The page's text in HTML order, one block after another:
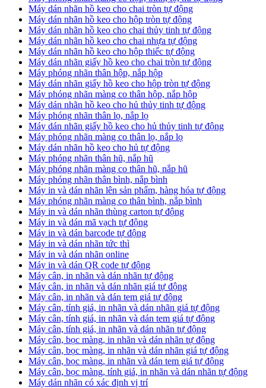
Máy dán nhãn hồ keo cho chai tròn tự động
Máy dán nhãn hồ keo cho hộp tròn tự động
Máy dán nhãn hồ keo cho chai thủy tinh tự động
Máy dán nhãn hồ keo cho chai nhựa tự động
Máy dán nhãn hồ keo cho hộp thiếc tự động
Máy dán nhãn giấy hồ keo cho chai tròn tự động
Máy phóng nhãn thân hộp, nắp hộp
Máy dán nhãn giấy hồ keo cho hộp tròn tự động
Máy phóng nhãn màng co thân hộp, nắp hộp
Máy dán nhãn hồ keo cho hủ thủy tinh tự động
Máy phóng nhãn thân lọ, nắp lọ
Máy dán nhãn giấy hồ keo cho hủ thủy tinh tự động
Máy phóng nhãn màng co thân lọ, nắp lọ
Máy dán nhãn hồ keo cho hủ tự động
Máy phóng nhãn thân hũ, nắp hũ
Máy phóng nhãn màng co thân hũ, nắp hũ
Máy phóng nhãn thân bình, nắp bình
Máy in và dán nhãn lên sản phẩm, hàng hóa tự động
Máy phóng nhãn màng co thân bình, nắp bình
Máy in và dán nhãn thùng carton tự động
Máy in và dán mã vạch tự động
Máy in và dán barcode tự động
Máy in và dán nhãn tức thì
Máy in và dán nhãn online
Máy in và dán QR code tự động
Máy cân, in nhãn và dán nhãn tự động
Máy cân, in nhãn và dán nhãn giá tự động
Máy cân, in nhãn và dán tem giá tự động
Máy cân, tính giá, in nhãn và dán nhãn giá tự động
Máy cân, tính giá, in nhãn và dán tem giá tự động
Máy cân, tính giá, in nhãn và dán nhãn tự động
Máy cân, bọc màng, in nhãn và dán nhãn tự động
Máy cân, bọc màng, in nhãn và dán nhãn giá tự động
Máy cân, bọc màng, in nhãn và dán tem giá tự động
Máy cân, bọc màng, tính giá, in nhãn và dán nhãn tự động
Máy dán nhãn có xác định vị trí